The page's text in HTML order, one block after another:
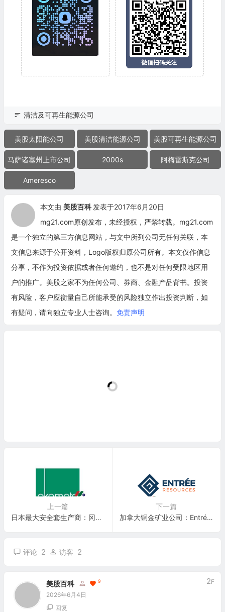
清洁及可再生能源公司
美股太阳能公司 美股清洁能源公司 美股可再生能源公司
马萨诸塞州上市公司 2000s 阿梅雷斯克公司
Ameresco
本文由 美股百科 发表于2017年6月20日
mg21.com原创发布，未经授权，严禁转载。mg21.com
是一个独立的第三方信息网站，与文中所列公司无任何关联，本
文信息来源于公开资料，Logo版权归原公司所有。本文仅作信息
分享，不作为投资依据或者任何邀约，也不是对任何受限地区用
户的推广。美股之家不为任何公司、券商、金融产品背书。投资
有风险，客户应衡量自己所能承受的风险独立作出投资判断，如
有疑问，请向独立专业人士咨询。 免责声明
上一篇
日本最大安全套生产商：冈本株式会社 Okamoto Industries, Inc.(5122)
下一篇
加拿大铜金矿业公司：Entrée Resources(ERLFF)
评论 2 访客 2
美股百科 9
2026年6月4日
2F
回复